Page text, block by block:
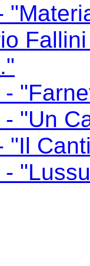
"Un
"Il